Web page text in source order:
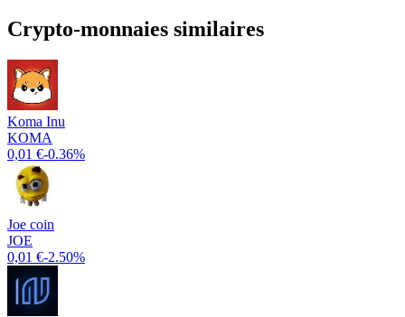
Crypto-monnaies similaires
Koma Inu
KOMA
0,01 €-0.36%
Joe coin
JOE
0,01 €-2.50%